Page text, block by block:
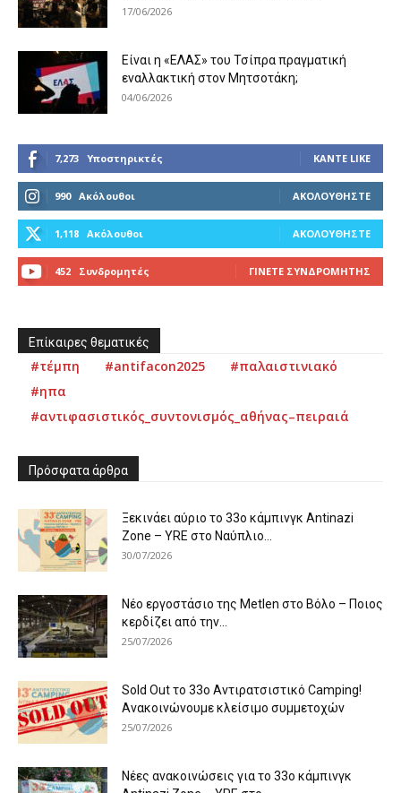
17/06/2026
Είναι η «ΕΛΑΣ» του Τσίπρα πραγματική
εναλλακτική στον Μητσοτάκη;
04/06/2026
7,273 Υποστηρικτές ΚΆΝΤΕ LIKE
990 Ακόλουθοι ΑΚΟΛΟΥΘΉΣΤΕ
1,118 Ακόλουθοι ΑΚΟΛΟΥΘΉΣΤΕ
452 Συνδρομητές ΓΊΝΕΤΕ ΣΥΝΔΡΟΜΗΤΉΣ
Επίκαιρες θεματικές
#τέμπη #antifacon2025
#παλαιστινιακό
#ηπα
#αντιφασιστικός_συντονισμός_αθήνας–πειραιά
Πρόσφατα άρθρα
Ξεκινάει αύριο το 33ο κάμπινγκ Antinazi
Zone – YRE στο Ναύπλιο...
30/07/2026
Νέο εργοστάσιο της Metlen στο Βόλο – Ποιος
κερδίζει από την...
25/07/2026
Sold Out το 33ο Αντιρατσιστικό Camping!
Ανακοινώνουμε κλείσιμο συμμετοχών
25/07/2026
Νέες ανακοινώσεις για το 33ο κάμπινγκ